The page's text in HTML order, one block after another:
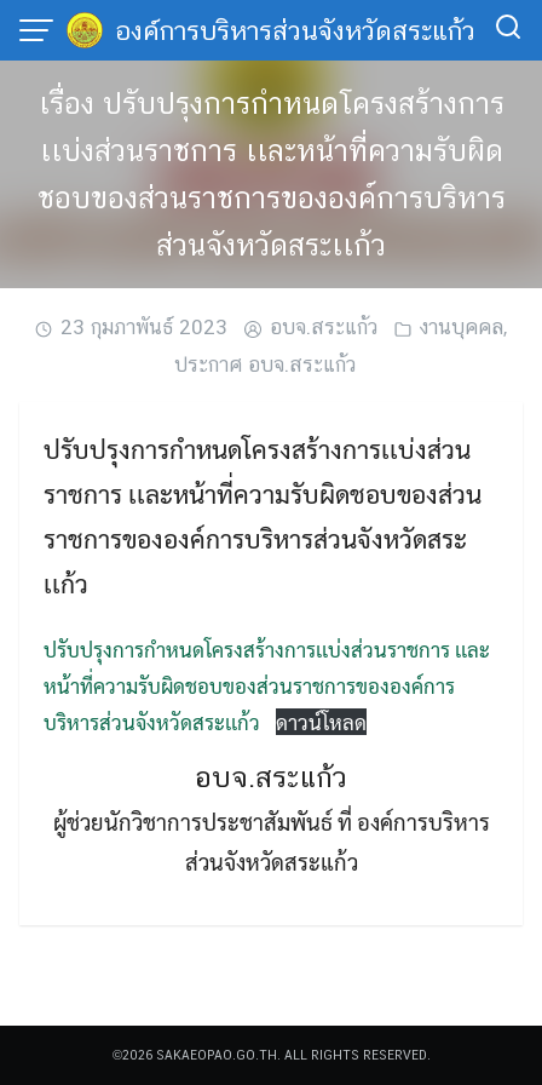
Skip
content
องค์การบริหารส่วนจังหวัดสระแก้ว
Search
เรื่อง ปรับปรุงการกำหนดโครงสร้างการ
เเบ่งส่วนราชการ เเละหน้าที่ความรับผิด
ชอบของส่วนราชการขององค์การบริหาร
ส่วนจังหวัดสระเเก้ว
23 กุมภาพันธ์ 2023 อบจ.สระแก้ว งานบุคคล,
ประกาศ อบจ.สระแก้ว
ปรับปรุงการกำหนดโครงสร้างการเเบ่งส่วน
ราชการ เเละหน้าที่ความรับผิดชอบของส่วน
ราชการขององค์การบริหารส่วนจังหวัดสระ
เเก้ว
ปรับปรุงการกำหนดโครงสร้างการเเบ่งส่วนราชการ เเละ
หน้าที่ความรับผิดชอบของส่วนราชการขององค์การ
บริหารส่วนจังหวัดสระเเก้ว
ดาวน์โหลด
อบจ.สระแก้ว
ผู้ช่วยนักวิชาการประชาสัมพันธ์ ที่ องค์การบริหาร
ส่วนจังหวัดสระแก้ว
©2026 SAKAEOPAO.GO.TH. ALL RIGHTS RESERVED.